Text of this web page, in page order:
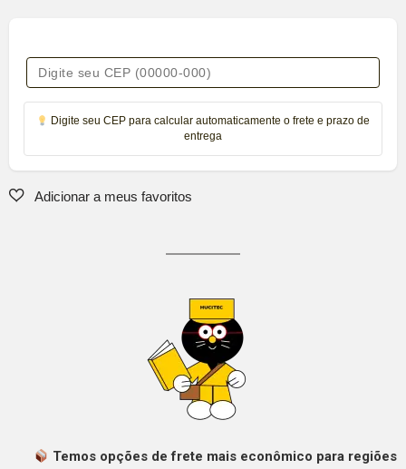
Digite seu CEP para calcular automaticamente o frete e prazo de
entrega
Temos opções de frete mais econômico para regiões